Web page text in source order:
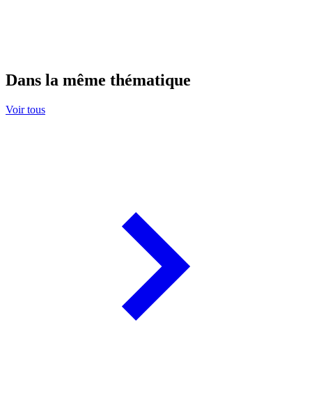
Dans la même thématique
Voir tous